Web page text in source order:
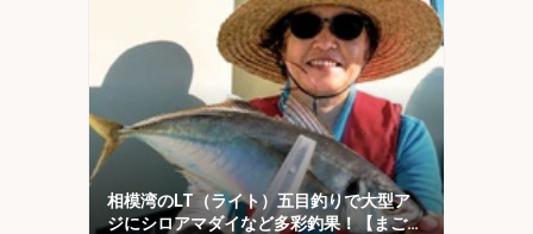
相模湾のLT（ライト）五目釣りで大型ア
ジにシロアマダイなど多彩釣果！【まごう